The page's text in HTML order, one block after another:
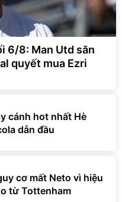
6/8: Man Utd săn
quyết mua Ezri
cánh hot nhất Hè
dẫn đầu
cơ mất Neto vì hiệu
từ Tottenham